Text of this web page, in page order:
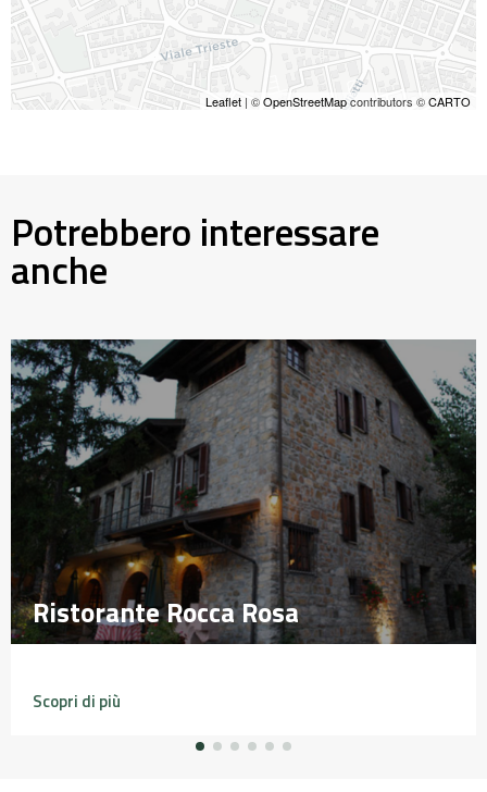
Leaflet | ©OpenStreetMapcontributors ©CARTO
Potrebbero interessare
anche
Ristorante Rocca Rosa
Ristorante Rocca Rosa
Scopri di più